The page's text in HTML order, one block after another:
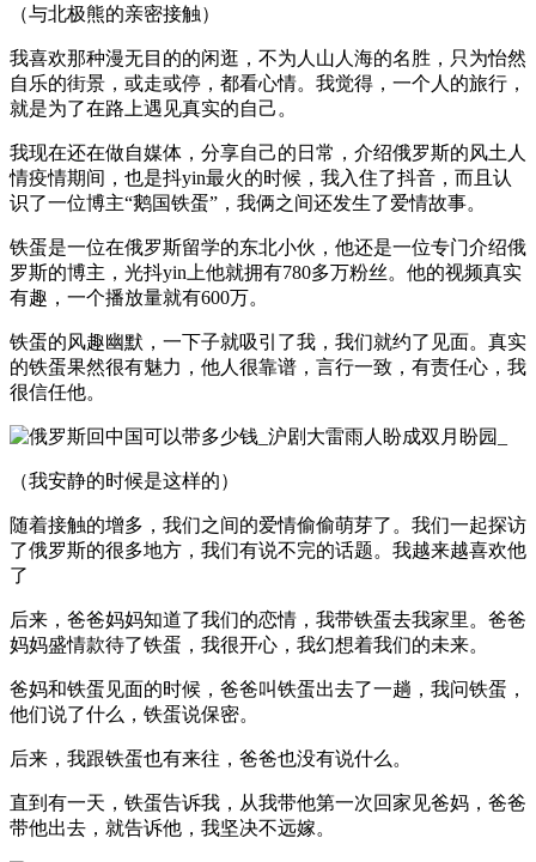
（与北极熊的亲密接触）
我喜欢那种漫无目的的闲逛，不为人山人海的名胜，只为怡然
自乐的街景，或走或停，都看心情。我觉得，一个人的旅行，
就是为了在路上遇见真实的自己。
我现在还在做自媒体，分享自己的日常，介绍俄罗斯的风土人
情疫情期间，也是抖yin最火的时候，我入住了抖音，而且认
识了一位博主“鹅国铁蛋”，我俩之间还发生了爱情故事。
铁蛋是一位在俄罗斯留学的东北小伙，他还是一位专门介绍俄
罗斯的博主，光抖yin上他就拥有780多万粉丝。他的视频真实
有趣，一个播放量就有600万。
铁蛋的风趣幽默，一下子就吸引了我，我们就约了见面。真实
的铁蛋果然很有魅力，他人很靠谱，言行一致，有责任心，我
很信任他。
（我安静的时候是这样的）
随着接触的增多，我们之间的爱情偷偷萌芽了。我们一起探访
了俄罗斯的很多地方，我们有说不完的话题。我越来越喜欢他
了
后来，爸爸妈妈知道了我们的恋情，我带铁蛋去我家里。爸爸
妈妈盛情款待了铁蛋，我很开心，我幻想着我们的未来。
爸妈和铁蛋见面的时候，爸爸叫铁蛋出去了一趟，我问铁蛋，
他们说了什么，铁蛋说保密。
后来，我跟铁蛋也有来往，爸爸也没有说什么。
直到有一天，铁蛋告诉我，从我带他第一次回家见爸妈，爸爸
带他出去，就告诉他，我坚决不远嫁。